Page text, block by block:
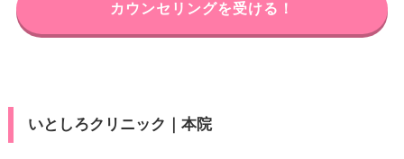
カウンセリングを受ける！
いとしろクリニック｜本院